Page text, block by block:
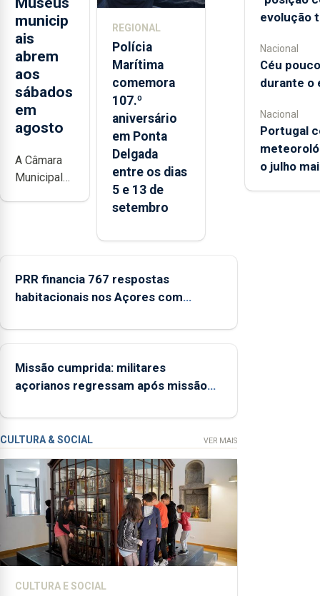
municip
ais
abrem
aos
sábados
em
agosto
A Câmara
Municipal
“Museus no
Verão”, que
abertura
museus e
núcleos
integrados
na Rede
de Museus
aos
sábados
durante o
mês de
agosto,
14h00 e as
REGIONAL
Polícia
Marítima
comemora
107.º
aniversário
em Ponta
Delgada
entre os dias
5 e 13 de
setembro
PRR financia 767 respostas
habitacionais nos Açores com
Missão cumprida: militares
açorianos regressam após missão
CULTURA & SOCIAL VER MAIS
CULTURA E SOCIAL
evolução
Nacional
Céu
durante o
Nacional
Portugal
o julho